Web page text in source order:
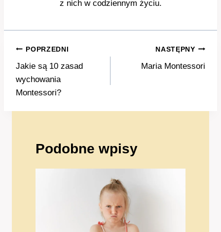
z nich w codziennym życiu.
Nawigacja
wpisu
POPRZEDNI
Jakie są 10 zasad
wychowania
Montessori?
NASTĘPNY
Maria Montessori
Podobne wpisy